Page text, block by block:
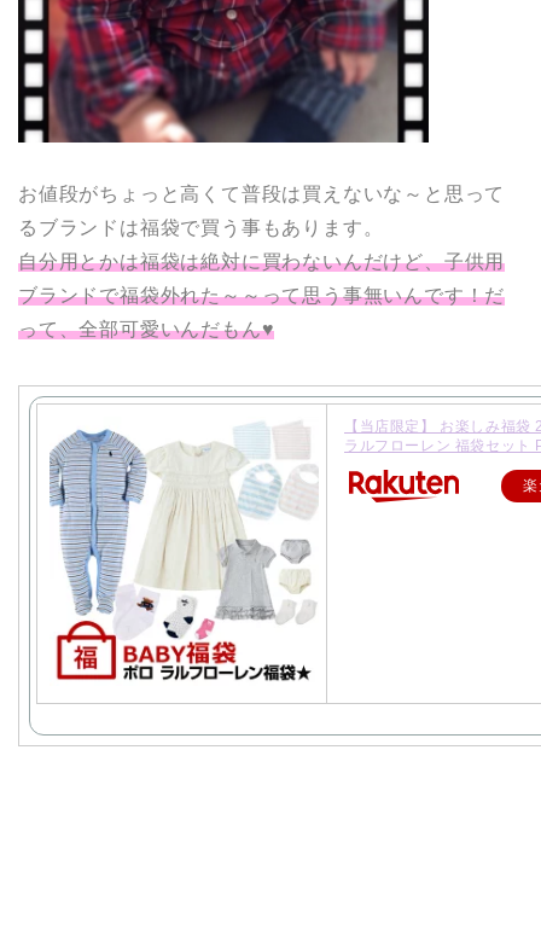
お値段がちょっと高くて普段は買えないな～と思って
るブランドは福袋で買う事もあります。
自分用とかは福袋は絶対に買わないんだけど、子供用
ブランドで福袋外れた～～って思う事無いんです！だ
って、全部可愛いんだもん♥
【当店限定】 お楽しみ福袋
ラルフローレン 福袋セッ